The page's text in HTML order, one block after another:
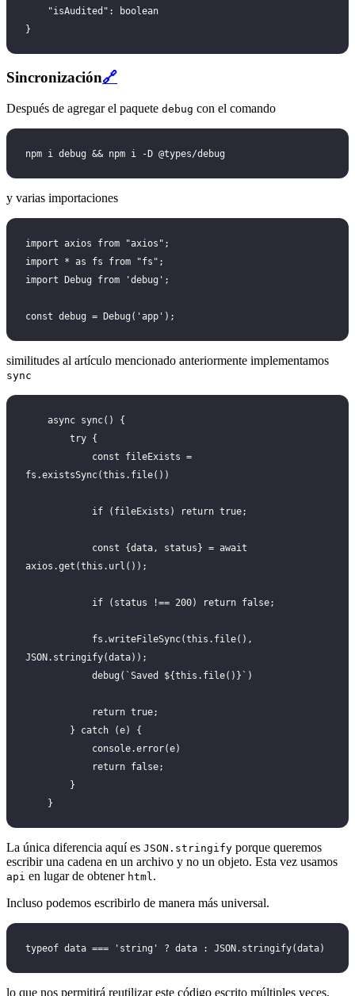
    "isAudited": boolean
}
Sincronización🔗
Después de agregar el paquete debug con el comando
npm i debug && npm i -D @types/debug
y varias importaciones
import axios from "axios";
import * as fs from "fs";
import Debug from 'debug';
const debug = Debug('app');
similitudes al artículo mencionado anteriormente implementamos
sync
    async sync() {
        try {
fs.existsSync(this.file())
            if (fileExists) return true;
axios.get(this.url());
            if (status !== 200) return false;
JSON.stringify(data));
            debug(`Saved ${this.file()}`)
            return true;
        } catch (e) {
            console.error(e)
            return false;
        }
    }
La única diferencia aquí es JSON.stringify porque queremos
escribir una cadena en un archivo y no un objeto. Esta vez usamos
api en lugar de obtener html .
Incluso podemos escribirlo de manera más universal.
typeof data === 'string' ? data : JSON.stringify(data)
lo que nos permitirá reutilizar este código escrito múltiples veces.